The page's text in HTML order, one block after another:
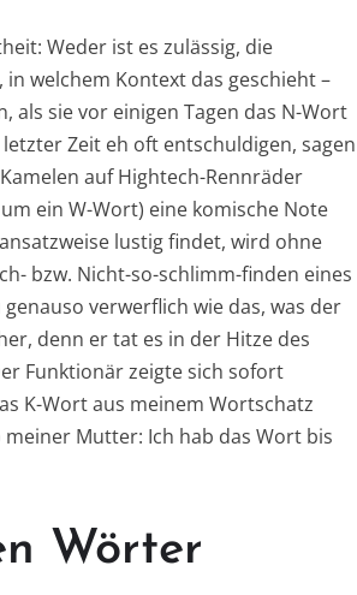
Weder ist es zulässig, die
welchem Kontext das geschieht –
als sie vor einigen Tagen das N-Wort
Zeit eh oft entschuldigen, sagen
auf Hightech-Rennräder
ein W-Wort) eine komische Note
lustig findet, wird ohne
bzw. Nicht-so-schlimm-finden eines
verwerflich wie das, was der
denn er tat es in der Hitze des
Funktionär zeigte sich sofort
K-Wort aus meinem Wortschatz
Mutter: Ich hab das Wort bis
Wörter